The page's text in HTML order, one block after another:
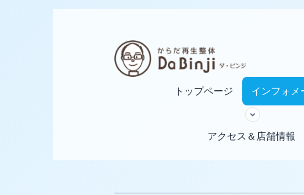
トップページ インフォメ
アクセス＆店舗情報